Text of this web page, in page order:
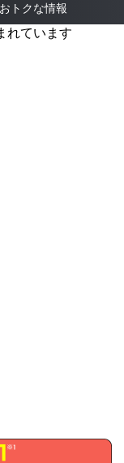
おトクな情報
れています